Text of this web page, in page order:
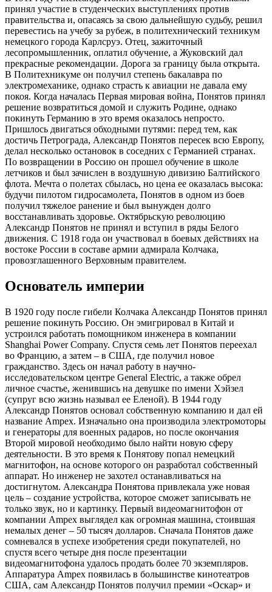
принял участие в студенческих выступлениях против
правительства и, опасаясь за свою дальнейшую судьбу, решил
перевестись на учебу за рубеж, в политехнический техникум
немецкого города Карлсруэ. Отец, зажиточный
лесопромышленник, оплатил обучение, а Жуковский дал
прекрасные рекомендации. Дорога за границу была открыта.
В Политехникуме он получил степень бакалавра по
электромеханике, однако страсть к авиации не давала ему
покоя. Когда началась Первая мировая война, Понятов принял
решение возвратиться домой и служить Родине, однако
покинуть Германию в это время оказалось непросто.
Пришлось двигаться обходными путями: перед тем, как
достичь Петрограда, Александр Понятов пересек всю Европу,
делал несколько остановок в соседних с Германией странах.
По возвращении в Россию он прошел обучение в школе
летчиков и был зачислен в воздушную дивизию Балтийского
флота. Мечта о полетах сбылась, но цена ее оказалась высока:
будучи пилотом гидросамолета, Понятов в одном из боев
получил тяжелое ранение и был вынужден долго
восстанавливать здоровье. Октябрьскую революцию
Александр Понятов не принял и вступил в ряды Белого
движения. С 1918 года он участвовал в боевых действиях на
востоке России в составе армии адмирала Колчака,
провозглашенного Верховным правителем.
Основатель империи
В 1920 году после гибели Колчака Александр Понятов принял
решение покинуть Россию. Он эмигрировал в Китай и
устроился работать помощником инженера в компании
Shanghai Power Company. Спустя семь лет Понятов переехал
во Францию, а затем – в США, где получил новое
гражданство. Здесь он начал работу в научно-
исследовательском центре General Electric, а также обрел
личное счастье, женившись на девушке по имени Хэйзел
(супруг всю жизнь называл ее Еленой). В 1944 году
Александр Понятов основал собственную компанию и дал ей
название Ampex. Изначально она производила электромоторы
и генераторы для военных радаров, но после окончания
Второй мировой необходимо было найти новую сферу
деятельности. В это время к Понятову попал немецкий
магнитофон, на основе которого он разработал собственный
аппарат. Но инженер не захотел останавливаться на
достигнутом. Александра Понятова привлекала уже новая
цель – создание устройства, которое сможет записывать не
только звук, но и картинку. Первый видеомагнитофон от
компании Ampex выглядел как огромная машина, стоившая
немалых денег – 50 тысяч долларов. Сначала Понятов даже
сомневался в успехе изобретения среди покупателей, но
спустя всего четыре дня после презентации
видеомагнитофона удалось продать более 70 экземпляров.
Аппаратура Ampex появилась в большинстве кинотеатров
США, сам Александр Понятов получил премии «Оскар» и